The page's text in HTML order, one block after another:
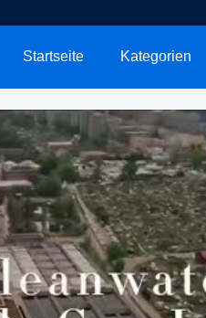
Startseite Kategorien